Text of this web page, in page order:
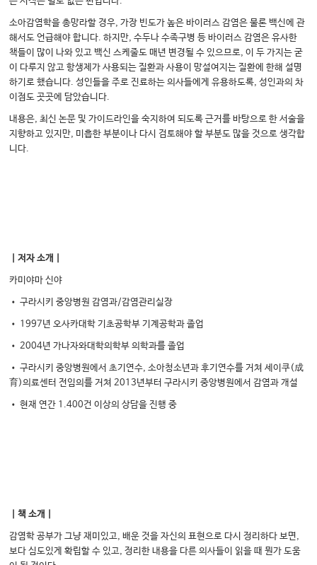
소아감염학을 총망라할 경우, 가장 빈도가 높은 바이러스 감염은 물론 백신에 관
해서도 언급해야 합니다. 하지만, 수두나 수족구병 등 바이러스 감염은 유사한
책들이 많이 나와 있고 백신 스케줄도 매년 변경될 수 있으므로, 이 두 가지는 굳
이 다루지 않고 항생제가 사용되는 질환과 사용이 망설여지는 질환에 한해 설명
하기로 했습니다. 성인들을 주로 진료하는 의사들에게 유용하도록, 성인과의 차
이점도 곳곳에 담았습니다.
내용은, 최신 논문 및 가이드라인을 숙지하여 되도록 근거를 바탕으로 한 서술을
지향하고 있지만, 미흡한 부분이나 다시 검토해야 할 부분도 많을 것으로 생각합
니다.
｜저자 소개｜
카미야마 신야
• 구라시키 중앙병원 감염과/감염관리실장
• 1997년 오사카대학 기초공학부 기계공학과 졸업
• 2004년 가나자와대학의학부 의학과를 졸업
• 구라시키 중앙병원에서 초기연수, 소아청소년과 후기연수를 거쳐 세이쿠(成
育)의료센터 전임의를 거쳐 2013년부터 구라시키 중앙병원에서 감염과 개설
• 현재 연간 1.400건 이상의 상담을 진행 중
｜책 소개｜
감염학 공부가 그냥 재미있고, 배운 것을 자신의 표현으로 다시 정리하다 보면,
보다 심도있게 확립할 수 있고, 정리한 내용을 다른 의사들이 읽을 때 뭔가 도움